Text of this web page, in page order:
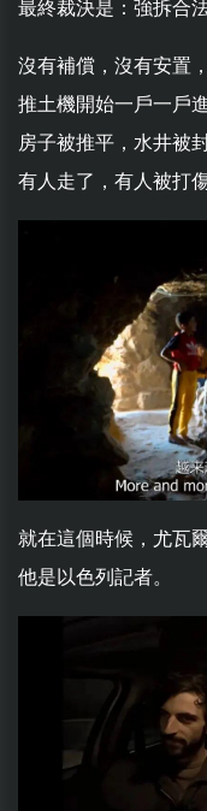
最終裁決是：強拆合法
沒有補償，沒有安置
推土機開始一戶一戶進
房子被推平，水井被
有人走了，有人被打
就在這個時候，尤瓦爾
他是以色列記者。